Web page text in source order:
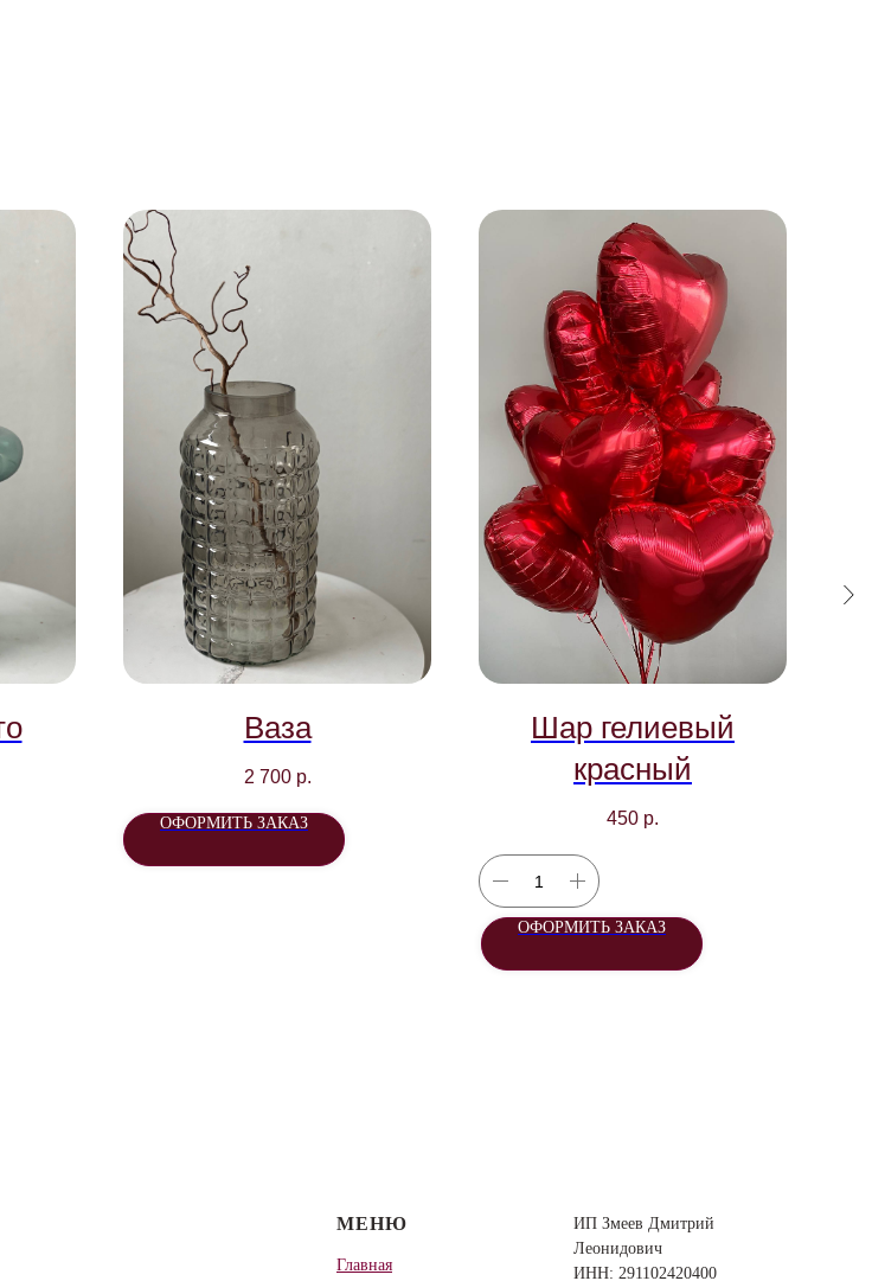
Ваза
2 700 р.
ОФОРМИТЬ ЗАКАЗ
Шар гелиевый
красный
450 р.
ОФОРМИТЬ ЗАКАЗ
МЕНЮ
Главная
ИП Змеев Дмитрий
Леонидович
ИНН: 291102420400